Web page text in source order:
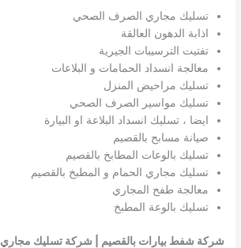
تسليك مجاري الصرف الصحي
اذابة الدهون العالقة
تفتيت الترسيبات الجيرية
معالجة انسداد الحمامات و البلاعات
تسليك مراحيض المنزل
تسليك مواسير الصرف الصحي
ايضا ، تسليك انسداد البلاعة او البيارة
صيانة مسابح بالقصيم
تسليك بالوعات المطابخ بالقصيم
تسليك مجاري الحمام و المطبخ بالقصيم
معالجة طفح المجاري
تسليك بالوعة المطبخ
شركة شفط بيارات بالقصيم | شركة تسليك مجاري